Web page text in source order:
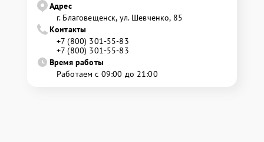
Адрес
г. Благовещенск, ул. Шевченко, 85
Контакты
+7 (800) 301-55-83
+7 (800) 301-55-83
Время работы
Работаем с 09:00 до 21:00